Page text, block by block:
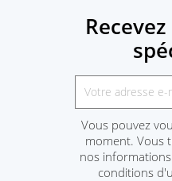
Vous pouvez
moment. Vous
nos
conditions